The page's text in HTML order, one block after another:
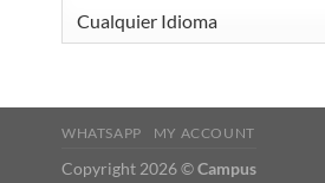
WHATSAPP MY ACCOUNT
Copyright 2026 ©Campus